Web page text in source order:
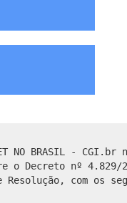
NO BRASIL -
o Decreto nº 4.829/
com os